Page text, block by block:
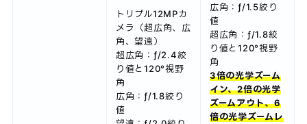
トリプル12MPカ
メラ（超広角、広
角、望遠）
超広角：ƒ/2.4絞
り値と120°視野
角
広角：ƒ/1.8絞り
値
広角：ƒ/1.5絞り
値
超広角：ƒ/1.8絞
り値と120°視野
角
3倍の光学ズーム
イン、2倍の光学
ズームアウト、6
倍の光学ズームレ